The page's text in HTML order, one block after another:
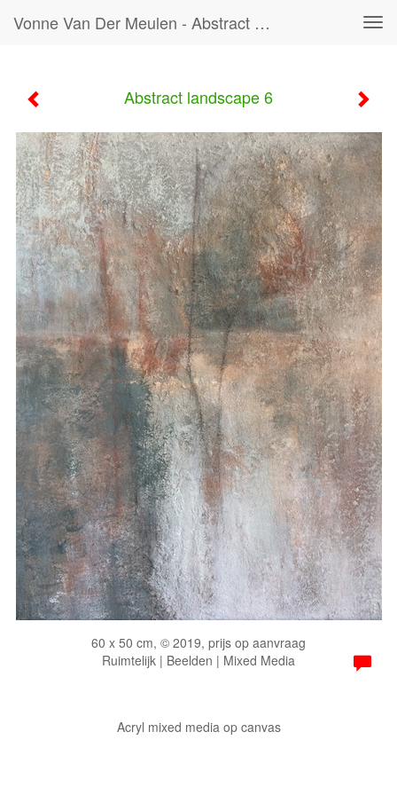
Vonne Van Der Meulen - Abstract Landscape 6
Abstract landscape 6
60 x 50 cm, © 2019, prijs op aanvraag
Ruimtelijk | Beelden | Mixed Media
Acryl mixed media op canvas